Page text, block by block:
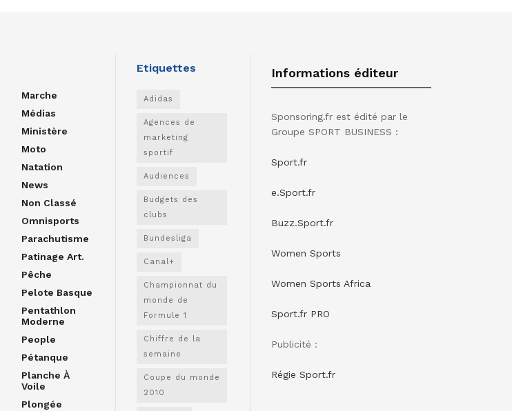
Marche
Médias
Ministère
Moto
Natation
News
Non Classé
Omnisports
Parachutisme
Patinage Art.
Pêche
Pelote Basque
Pentathlon
Moderne
People
Pétanque
Planche À
Voile
Plongée
Etiquettes
Adidas
Agences de
marketing
sportif
Audiences
Budgets des
clubs
Bundesliga
Canal+
Championnat du
monde de
Formule 1
Chiffre de la
semaine
Coupe du monde
2010
Informations éditeur
Sponsoring.fr est édité par le
Groupe SPORT BUSINESS :
Sport.fr
e.Sport.fr
Buzz.Sport.fr
Women Sports
Women Sports Africa
Sport.fr PRO
Publicité :
Régie Sport.fr